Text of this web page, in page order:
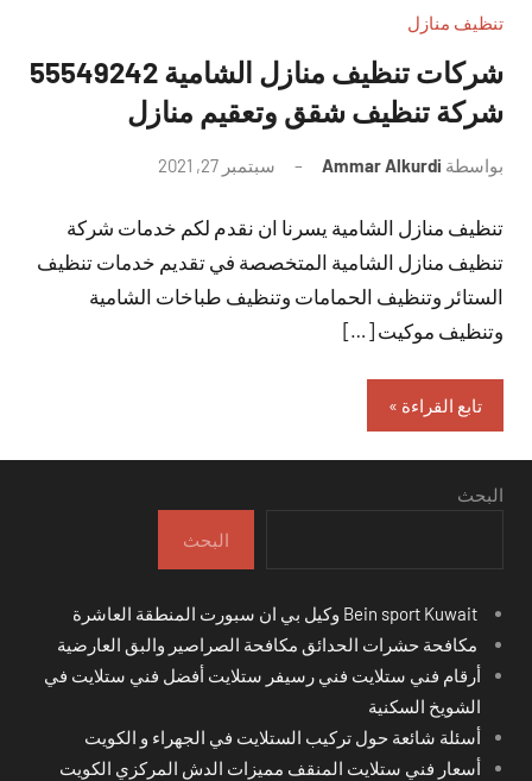
تنظيف منازل
شركات تنظيف منازل الشامية 55549242
شركة تنظيف شقق وتعقيم منازل
بواسطة Ammar Alkurdi سبتمبر 27, 2021
تعليقات
تنظيف منازل الشامية يسرنا ان نقدم لكم خدمات شركة
تنظيف منازل الشامية المتخصصة في تقديم خدمات تنظيف
الستائر وتنظيف الحمامات وتنظيف طباخات الشامية
وتنظيف موكيت […]
تابع القراءة
البحث
البحث
مكافحة حشرات الحدائق مكافحة الصراصير والبق العارضية
أرقام فني ستلايت فني رسيفر ستلايت أفضل فني ستلايت في
الشويخ السكنية
أسئلة شائعة حول تركيب الستلايت في الجهراء و الكويت
أسعار فني ستلايت المنقف مميزات الدش المركزي الكويت